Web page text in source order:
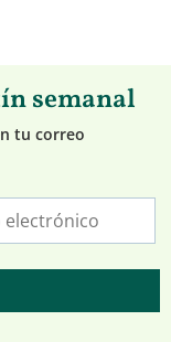
semanal
tu correo